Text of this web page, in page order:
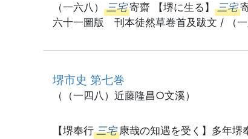
（一六八） 三宅 寄齋 【堺に生る】 三宅
六十一圖版 刊本徒然草卷首及跋文 / （
堺市史 第七巻
（（一四八）近藤隆昌○文溪）
【堺奉行 三宅 康哉の知遇を受く】多年堺